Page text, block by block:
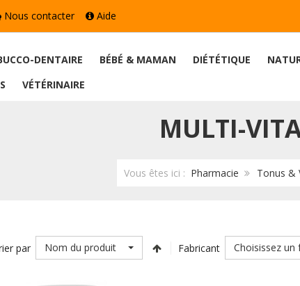
Nous contacter Aide
DENTAIRE BÉBÉ & MAMAN DIÉTÉTIQUE
VÉTÉRINAIRE
MULTI-
Vous êtes ici : Pharmacie Tonus &
par Nom du produit Fabricant Choisissez un